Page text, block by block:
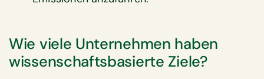
Wie viele Unternehmen haben
wissenschaftsbasierte Ziele?